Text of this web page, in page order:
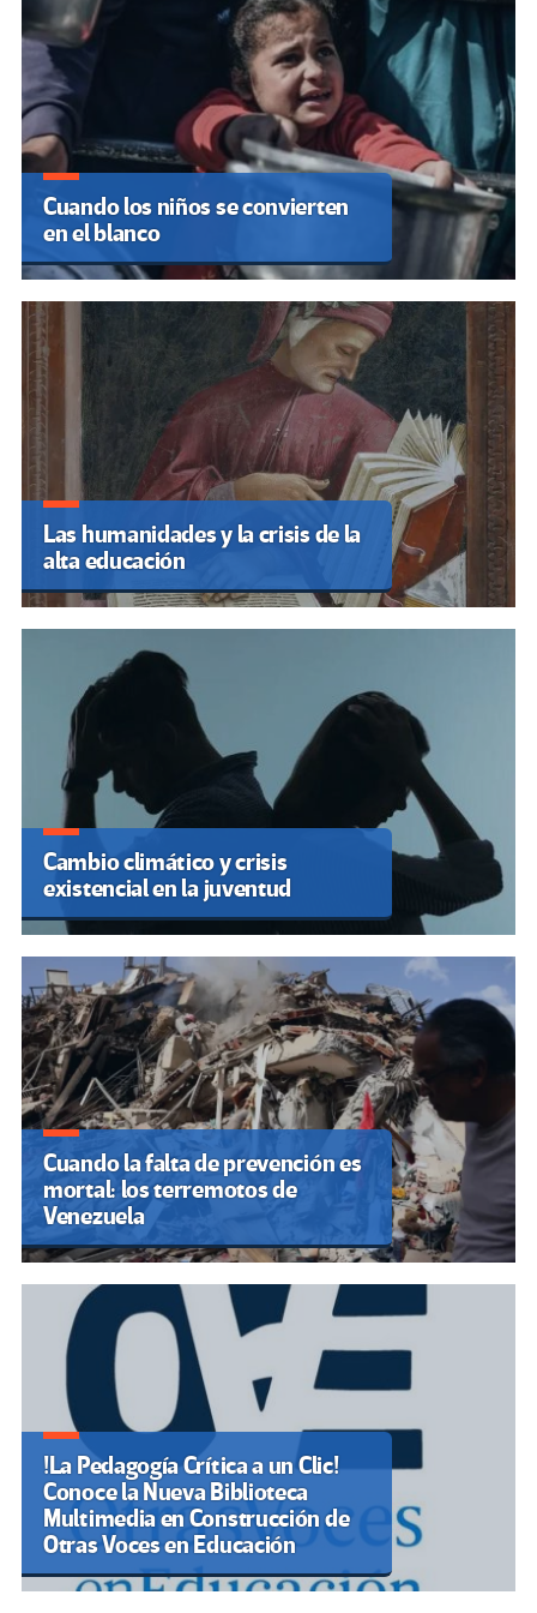
Cuando los niños se convierten
en el blanco
Las humanidades y la crisis de la
alta educación
Cambio climático y crisis
existencial en la juventud
Cuando la falta de prevención es
mortal: los terremotos de
Venezuela
!La Pedagogía Crítica a un Clic!
Conoce la Nueva Biblioteca
Multimedia en Construcción de
Otras Voces en Educación